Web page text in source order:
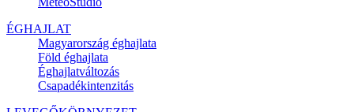
ÉGHAJLAT
Magyarország éghajlata
Föld éghajlata
Éghajlatváltozás
Csapadékintenzitás